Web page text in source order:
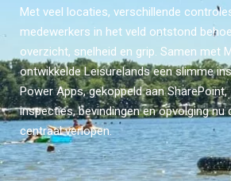
Met veel locaties, verschillende
medewerkers in het veld ontstond
overzicht, snelheid en grip. Samen met
ontwikkelde Leisurelands een slimme
Power Apps, gekoppeld aan
inspecties, bevindingen en opvolging nu
centraal verlopen.